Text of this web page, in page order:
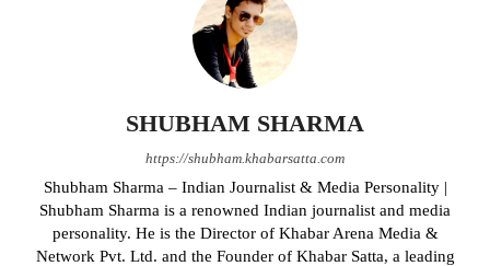
SHUBHAM SHARMA
https://shubham.khabarsatta.com
Shubham Sharma – Indian Journalist & Media Personality |
Shubham Sharma is a renowned Indian journalist and media
personality. He is the Director of Khabar Arena Media &
Network Pvt. Ltd. and the Founder of Khabar Satta, a leading